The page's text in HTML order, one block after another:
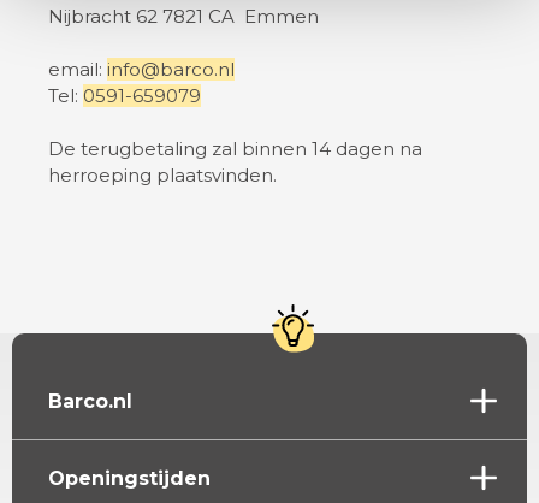
Nijbracht 62 7821 CA Emmen
email: info@barco.nl
Tel: 0591-659079
De terugbetaling zal binnen 14 dagen na
herroeping plaatsvinden.
Barco.nl
Openingstijden